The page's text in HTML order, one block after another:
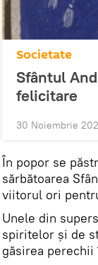
Societate
Sfântul
felicitare
30 Noiembrie
În popor se
sărbătoarea
viitorul ori
Unele din
spiritelor și de
găsirea perechii